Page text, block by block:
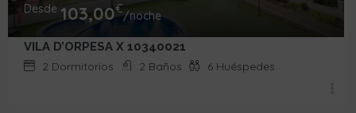
Desde 103,00€/noche
VILA D’ORPESA X 10340021
2 Dormitorios 2 Baños 6 Huéspedes